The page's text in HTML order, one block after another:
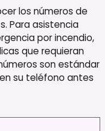
los números de
Para asistencia
por incendio,
que requieran
son estándar
su teléfono antes